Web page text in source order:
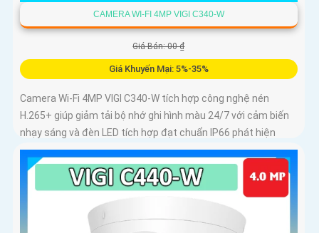
CAMERA WI-FI 4MP VIGI C340-W
Giá Bán: 00 ₫
Giá Khuyến Mại: 5%-35%
Camera Wi-Fi 4MP VIGI C340-W tích hợp công nghệ nén
H.265+ giúp giảm tải bộ nhớ ghi hình màu 24/7 với cảm biến
nhạy sáng và đèn LED tích hợp đạt chuẩn IP66 phát hiện
chuyển động phát hiện con người vượt ranh giới xâm nhập
giả mạo kiểm soát toàn bộ từ xa bằng VIGI App